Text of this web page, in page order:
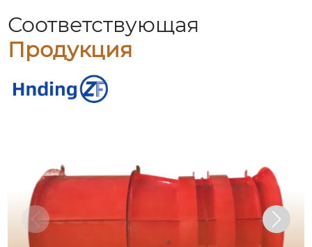
Соответствующая
Продукция